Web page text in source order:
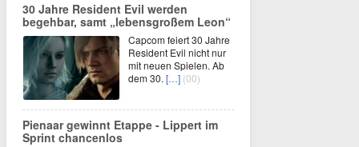
30 Jahre Resident Evil werden
begehbar, samt „lebensgroßem Leon“
Capcom feiert 30 Jahre
Resident Evil nicht nur
mit neuen Spielen. Ab
dem 30. […] (00)
Pienaar gewinnt Etappe - Lippert im
Sprint chancenlos